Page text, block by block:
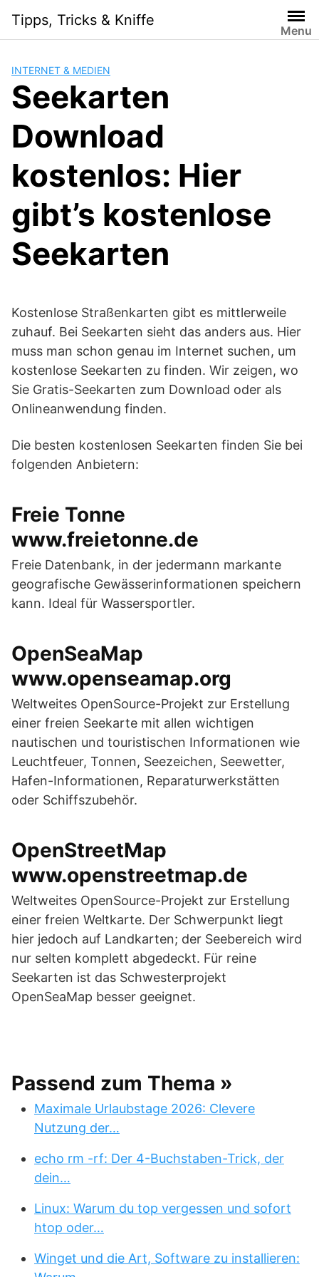
content
Tipps, Tricks & Kniffe
Menu
INTERNET & MEDIEN
Seekarten
Download
kostenlos: Hier
gibt’s kostenlose
Seekarten
Kostenlose Straßenkarten gibt es mittlerweile
zuhauf. Bei Seekarten sieht das anders aus. Hier
muss man schon genau im Internet suchen, um
kostenlose Seekarten zu finden. Wir zeigen, wo
Sie Gratis-Seekarten zum Download oder als
Onlineanwendung finden.
Die besten kostenlosen Seekarten finden Sie bei
folgenden Anbietern:
Freie Tonne
www.freietonne.de
Freie Datenbank, in der jedermann markante
geografische Gewässerinformationen speichern
kann. Ideal für Wassersportler.
OpenSeaMap
www.openseamap.org
Weltweites OpenSource-Projekt zur Erstellung
einer freien Seekarte mit allen wichtigen
nautischen und touristischen Informationen wie
Leuchtfeuer, Tonnen, Seezeichen, Seewetter,
Hafen-Informationen, Reparaturwerkstätten
oder Schiffszubehör.
OpenStreetMap
www.openstreetmap.de
Weltweites OpenSource-Projekt zur Erstellung
einer freien Weltkarte. Der Schwerpunkt liegt
hier jedoch auf Landkarten; der Seebereich wird
nur selten komplett abgedeckt. Für reine
Seekarten ist das Schwesterprojekt
OpenSeaMap besser geeignet.
Passend zum Thema »
Maximale Urlaubstage 2026: Clevere
Nutzung der…
echo rm -rf: Der 4-Buchstaben-Trick, der
dein…
Linux: Warum du top vergessen und sofort
htop oder…
Winget und die Art, Software zu installieren: